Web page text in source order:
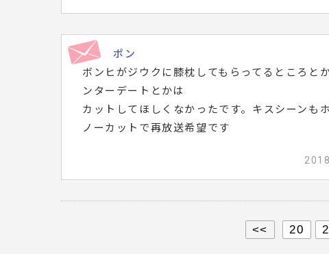
ポン
ボンヒがジウクに膝枕してもらってるところと
ンターデートとかは
カットしてほしくなかったです。キスシーンも
ノーカットで再放送希望です
<< 20